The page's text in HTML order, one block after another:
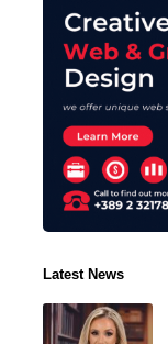
Latest News